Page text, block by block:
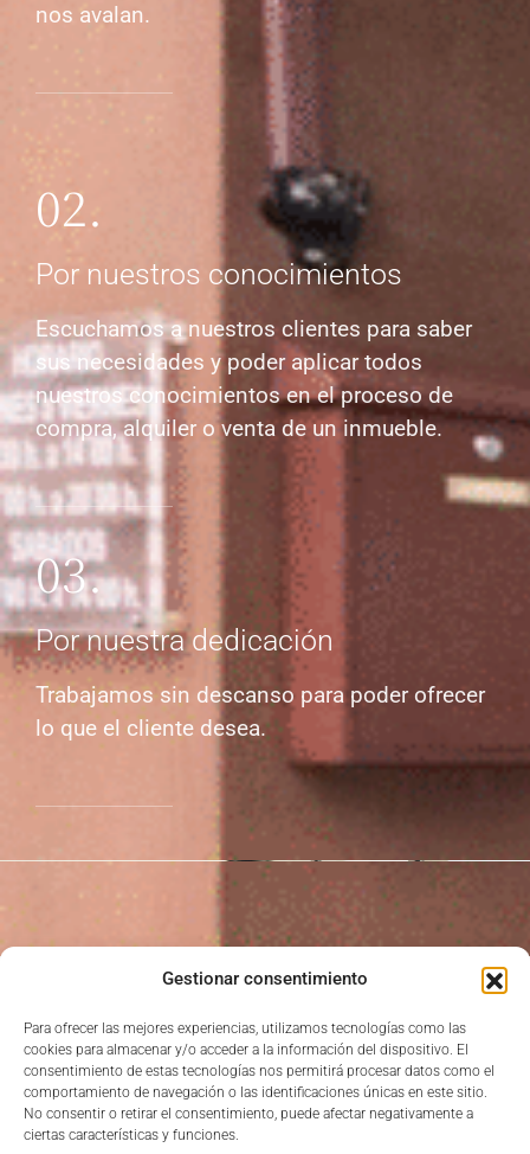
Gestionar consentimiento
Para ofrecer las mejores experiencias, utilizamos tecnologías como las
cookies para almacenar y/o acceder a la información del dispositivo. El
consentimiento de estas tecnologías nos permitirá procesar datos como el
comportamiento de navegación o las identificaciones únicas en este sitio.
No consentir o retirar el consentimiento, puede afectar negativamente a
ciertas características y funciones.
nos avalan.
02.
Por nuestros conocimientos
Escuchamos a nuestros clientes para saber
sus necesidades y poder aplicar todos
nuestros conocimientos en el proceso de
compra, alquiler o venta de un inmueble.
03.
Por nuestra dedicación
Trabajamos sin descanso para poder ofrecer
lo que el cliente desea.
Avinguda del País Valencià, 33, Bajo, 46117 Bétera,
Valencia